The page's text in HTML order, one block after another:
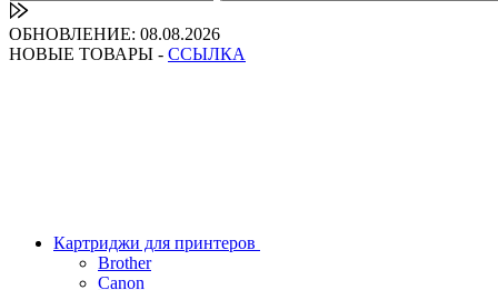
ОБНОВЛЕНИЕ: 08.08.2026
НОВЫЕ ТОВАРЫ - ССЫЛКА
Картриджи для принтеров
Brother
Canon